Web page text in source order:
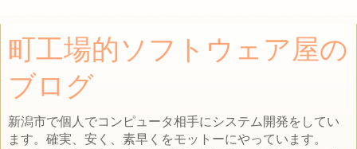
町工場的ソフトウェア屋の
ブログ
新潟市で個人でコンピュータ相手にシステム開発をしてい
ます。確実、安く、素早くをモットーにやっています。